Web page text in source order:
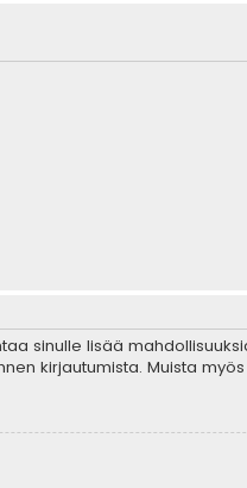
sinulle lisää
kirjautumista. Muista